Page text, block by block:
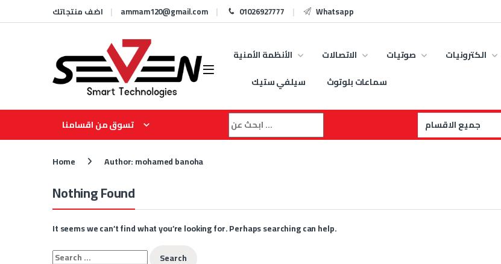
Skip to navigation
Skip to contentاضف منتجاتك ammam120@gmail.com 01026927777 Whatsapp
الأنظمة الأمنية الاتصالات صوتيات الكترونيات
سيلفي ستيك
سماعات بلوتوث
تسوق من اقسامنا Search for:
Home Author: mohamed banoha
Nothing Found
It seems we can’t find what you’re looking for. Perhaps searching can help.
Search for: